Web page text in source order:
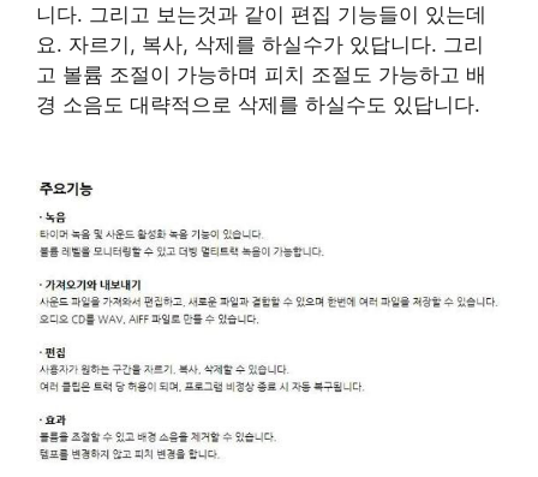
니다. 그리고 보는것과 같이 편집 기능들이 있는데
요. 자르기, 복사, 삭제를 하실수가 있답니다. 그리
고 볼륨 조절이 가능하며 피치 조절도 가능하고 배
경 소음도 대략적으로 삭제를 하실수도 있답니다.